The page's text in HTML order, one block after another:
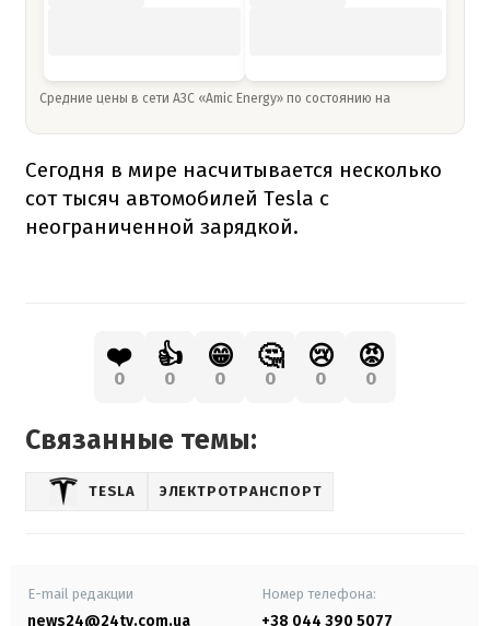
Средние цены в сети АЗС «Amic Energy» по состоянию на
Сегодня в мире насчитывается несколько
сот тысяч автомобилей Tesla с
неограниченной зарядкой.
❤️
0
👍
0
😁
0
🤔
0
😢
0
😡
0
Связанные темы:
TESLA ЭЛЕКТРОТРАНСПОРТ
E-mail редакции
news24@24tv.com.ua
Номер телефона:
+38 044 390 5077